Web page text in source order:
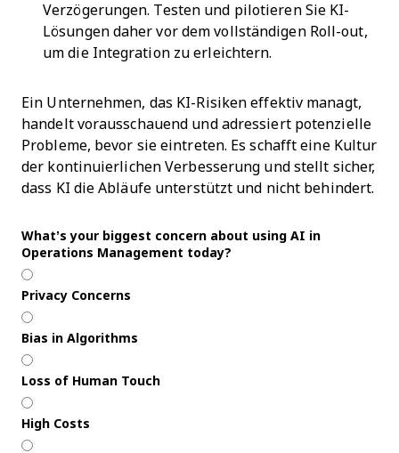
Verzögerungen. Testen und pilotieren Sie KI-
Lösungen daher vor dem vollständigen Roll-out,
um die Integration zu erleichtern.
Ein Unternehmen, das KI-Risiken effektiv managt,
handelt vorausschauend und adressiert potenzielle
Probleme, bevor sie eintreten. Es schafft eine Kultur
der kontinuierlichen Verbesserung und stellt sicher,
dass KI die Abläufe unterstützt und nicht behindert.
What’s your biggest concern about using AI in
Operations Management today?
Privacy Concerns
Bias in Algorithms
Loss of Human Touch
High Costs